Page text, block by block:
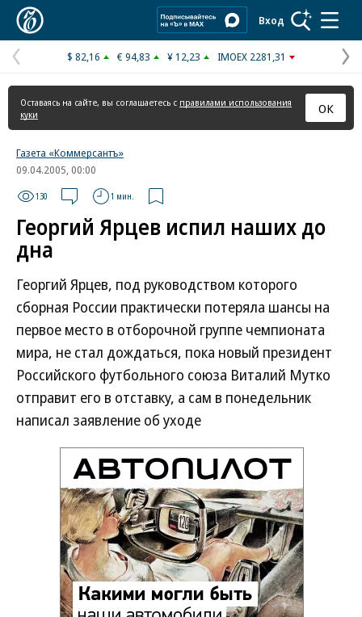
Вход
Предыдущая
страница
$ 82,16 € 94,83 ¥ 12,23 IMOEX 2281,31
Оставаясь на сайте, вы соглашаетесь с правилами использования
куки
ОК
Газета «Коммерсантъ»
09.04.2005, 00:00
130 1 мин.
Георгий Ярцев испил наших до
дна
Георгий Ярцев, под руководством которого
сборная России практически потеряла шансы на
первое место в отборочной группе чемпионата
мира, не стал дождаться, пока новый президент
Российского футбольного союза Виталий Мутко
отправит его в отставку, а сам в понедельник
написал заявление об уходе